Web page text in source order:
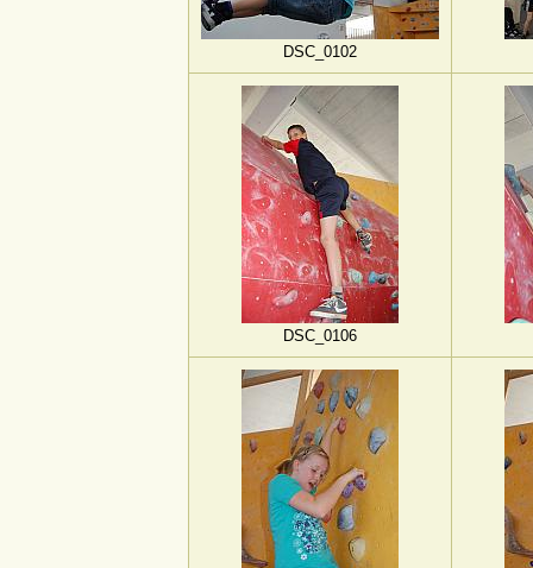
DSC_0102
DSC_0106